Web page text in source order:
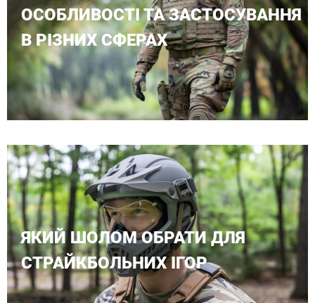
ОСОБЛИВОСТІ ТА ЗАСТОСУВАННЯ
В РІЗНИХ СФЕРАХ
ЯКИЙ ШОЛОМ ОБРАТИ ДЛЯ
СТРАЙКБОЛЬНИХ ІГОР